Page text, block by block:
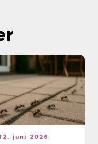
12. juni 2026